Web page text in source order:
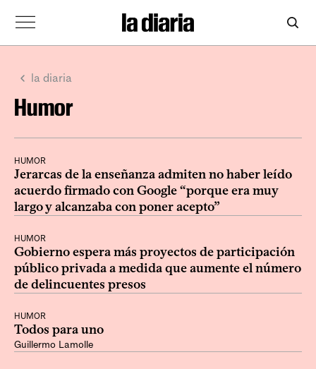
la diaria
Humor
HUMOR
Jerarcas de la enseñanza admiten no haber leído
acuerdo firmado con Google “porque era muy
largo y alcanzaba con poner acepto”
HUMOR
Gobierno espera más proyectos de participación
público privada a medida que aumente el número
de delincuentes presos
HUMOR
Todos para uno
Guillermo Lamolle